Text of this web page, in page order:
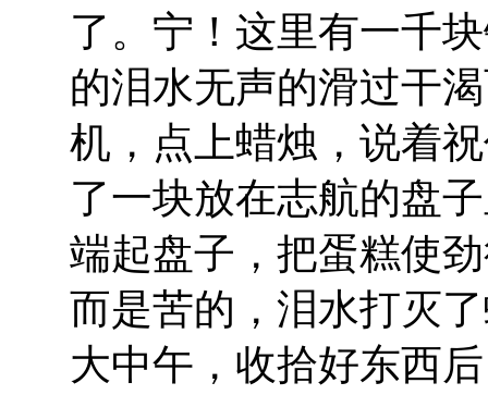
了。宁！这里有一千
的泪水无声的滑过干
机，点上蜡烛，说着
了一块放在志航的盘
端起盘子，把蛋糕使
而是苦的，泪水打灭
大中午，收拾好东西